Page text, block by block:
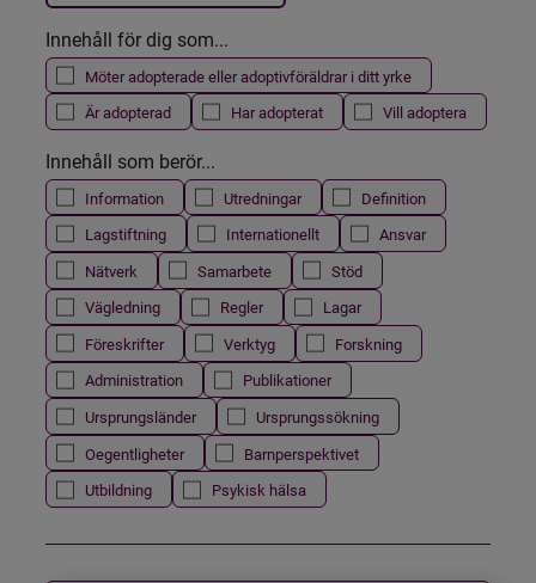
Innehåll för dig som...
Möter adopterade eller adoptivföräldrar i ditt yrke
Är adopterad
Har adopterat Vill adoptera
Innehåll som berör...
Information Utredningar
Definition
Lagstiftning
Internationellt
Ansvar
Nätverk
Samarbete
Stöd
Vägledning
Regler
Lagar
Föreskrifter
Verktyg
Forskning
Administration
Publikationer
Ursprungsländer
Ursprungssökning
Oegentligheter
Barnperspektivet
Utbildning
Psykisk hälsa